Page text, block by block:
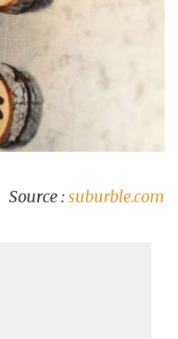
Source :suburble.com